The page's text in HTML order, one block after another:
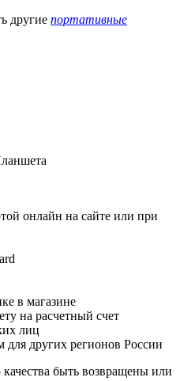
другие портативные
онлайн на сайте или при
в магазине
на расчетный счет
лиц
других регионов России
быть возвращены или